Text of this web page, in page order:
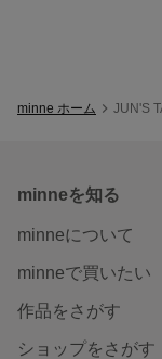
minne ホーム JUN'S
minneを知る
minneについて
minneで買いたい
作品をさがす
ショップをさがす